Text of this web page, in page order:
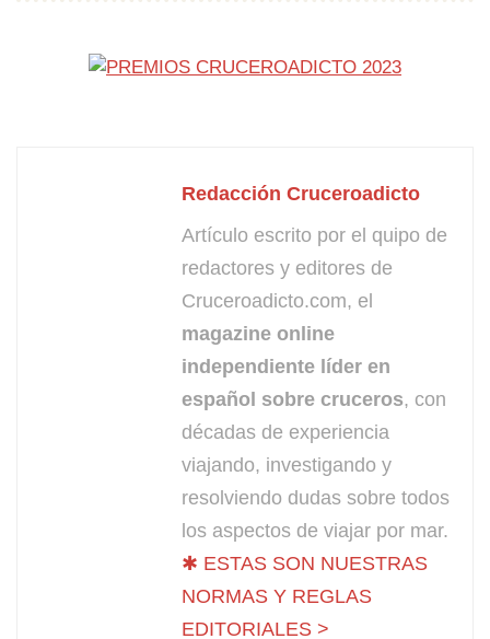
Redacción Cruceroadicto
Artículo escrito por el quipo de
redactores y editores de
Cruceroadicto.com, el
magazine online
independiente líder en
español sobre cruceros, con
décadas de experiencia
viajando, investigando y
resolviendo dudas sobre todos
los aspectos de viajar por mar.
✱ ESTAS SON NUESTRAS
NORMAS Y REGLAS
EDITORIALES >